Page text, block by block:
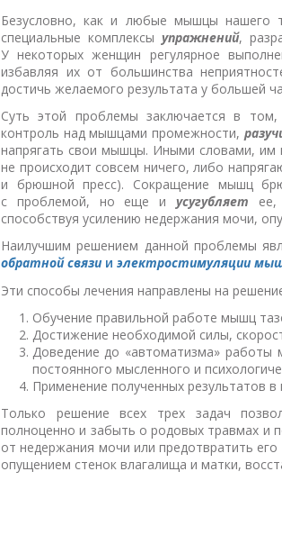
Безусловно, как и любые мышцы нашего
специальные комплексы упражнений,
У некоторых женщин регулярное
избавляя их от большинства
достичь желаемого результата у большей
Суть этой проблемы заключается в
контроль над мышцами промежности,
напрягать свои мышцы. Иными словами,
не происходит совсем ничего, либо
и брюшной пресс). Сокращение мышц
с проблемой, но еще и усугубляет ее,
способствуя усилению недержания мочи,
Наилучшим решением данной проблемы
обратной связии электростимуляции
Эти способы лечения направлены на
Обучение правильной работе мышц
Достижение необходимой силы,
Доведение до «автоматизма»
постоянного мысленного и
Применение полученных результатов
Только решение всех трех задач
полноценно и забыть о родовых травмах и
от недержания мочи или предотвратить
опущением стенок влагалища и матки,